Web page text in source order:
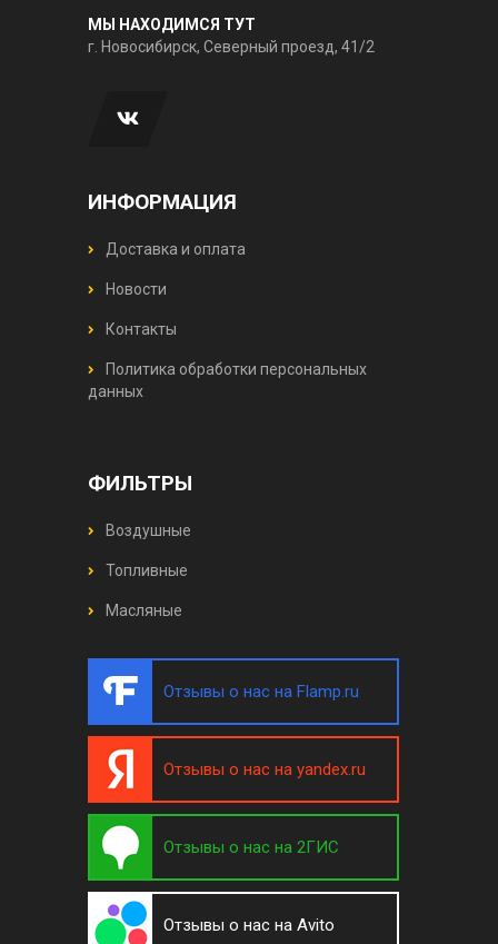
МЫ НАХОДИМСЯ ТУТ
г. Новосибирск, Северный проезд, 41/2
ИНФОРМАЦИЯ
Доставка и оплата
Новости
Контакты
Политика обработки персональных
данных
ФИЛЬТРЫ
Воздушные
Топливные
Масляные
Отзывы о нас на Flamp.ru
Отзывы о нас на yandex.ru
Отзывы о нас на 2ГИС
Отзывы о нас на Avito